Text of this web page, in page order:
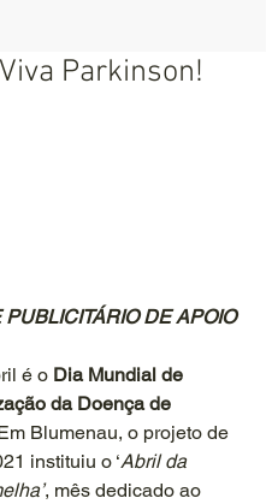
Parkinson!
PUBLICITÁRIO DE APOIO
é o Dia Mundial de
da Doença de
Blumenau, o projeto de
instituiu o ‘Abril da
, mês dedicado ao